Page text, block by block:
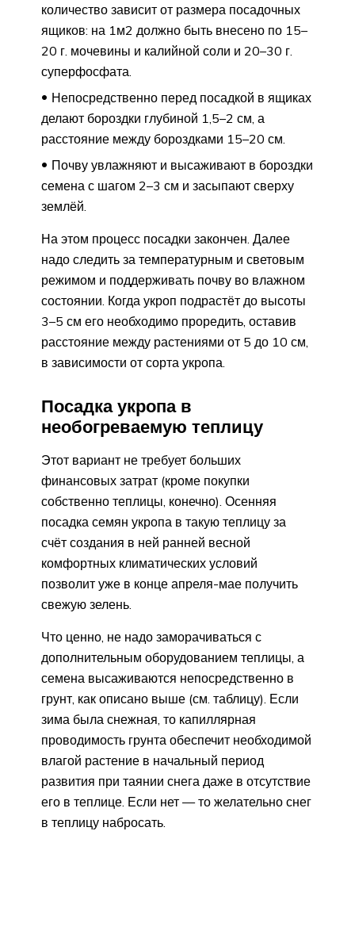
количество зависит от размера посадочных
ящиков: на 1м2 должно быть внесено по 15–
20 г. мочевины и калийной соли и 20–30 г.
суперфосфата.
Непосредственно перед посадкой в ящиках
делают бороздки глубиной 1,5–2 см, а
расстояние между бороздками 15–20 см.
Почву увлажняют и высаживают в бороздки
семена с шагом 2–3 см и засыпают сверху
землёй.
На этом процесс посадки закончен. Далее
надо следить за температурным и световым
режимом и поддерживать почву во влажном
состоянии. Когда укроп подрастёт до высоты
3–5 см его необходимо проредить, оставив
расстояние между растениями от 5 до 10 см,
в зависимости от сорта укропа.
Посадка укропа в
необогреваемую теплицу
Этот вариант не требует больших
финансовых затрат (кроме покупки
собственно теплицы, конечно). Осенняя
посадка семян укропа в такую теплицу за
счёт создания в ней ранней весной
комфортных климатических условий
позволит уже в конце апреля-мае получить
свежую зелень.
Что ценно, не надо заморачиваться с
дополнительным оборудованием теплицы, а
семена высаживаются непосредственно в
грунт, как описано выше (см. таблицу). Если
зима была снежная, то капиллярная
проводимость грунта обеспечит необходимой
влагой растение в начальный период
развития при таянии снега даже в отсутствие
его в теплице. Если нет — то желательно снег
в теплицу набросать.